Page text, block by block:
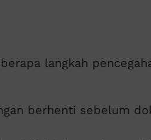
langkah
berhenti sebelum